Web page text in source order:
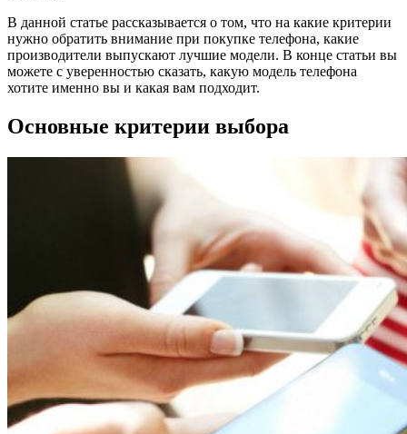
В данной статье рассказывается о том, что на какие критерии
нужно обратить внимание при покупке телефона, какие
производители выпускают лучшие модели. В конце статьи вы
можете с уверенностью сказать, какую модель телефона
хотите именно вы и какая вам подходит.
Основные критерии выбора